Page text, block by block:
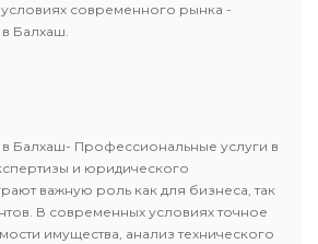
современного рынка -
Балхаш.
Балхаш- Профессиональные услуги в
и юридического
важную роль как для бизнеса, так
В современных условиях точное
имущества, анализ технического